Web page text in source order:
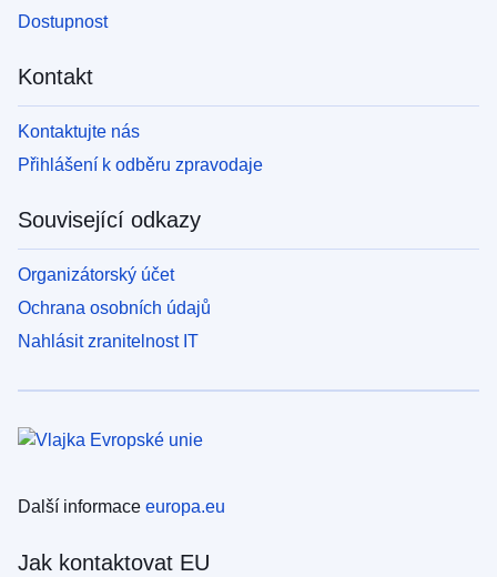
Dostupnost
Kontakt
Kontaktujte nás
Přihlášení k odběru zpravodaje
Související odkazy
Organizátorský účet
Ochrana osobních údajů
Nahlásit zranitelnost IT
Další informace europa.eu
Jak kontaktovat EU